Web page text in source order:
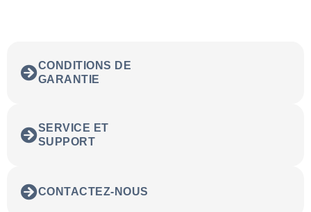
CONDITIONS DE
GARANTIE
SERVICE ET
SUPPORT
CONTACTEZ-NOUS